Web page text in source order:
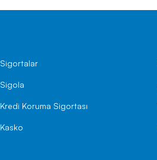
Sigortalar
Sigola
Kredi Koruma Sigortası
Kasko